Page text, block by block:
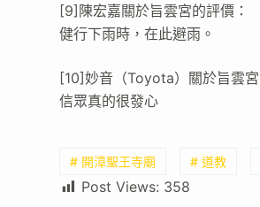
[9]陳宏嘉關於旨雲宮的評價：
健行下雨時，在此避雨。
[10]妙音（Toyota）關於旨雲宮
信眾真的很發心
# 開漳聖王寺廟 # 道教
Post Views: 358